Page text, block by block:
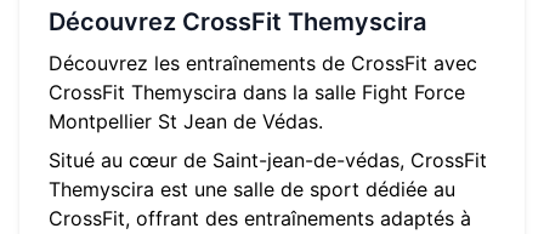
Découvrez CrossFit Themyscira
Découvrez les entraînements de CrossFit avec
CrossFit Themyscira dans la salle Fight Force
Montpellier St Jean de Védas.
Situé au cœur de Saint-jean-de-védas, CrossFit
Themyscira est une salle de sport dédiée au
CrossFit, offrant des entraînements adaptés à